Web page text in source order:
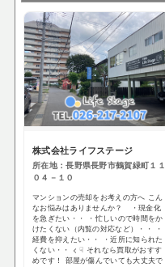
株式会社ライフステージ
所在地：長野県長野市鶴賀緑町１１
０４－１０
マンションの売却をお考えの方へ こん
なお悩みはありませんか？ ・現金化
を急ぎたい・・ ・忙しいので時間をか
けたくない（内覧の対応など）・・ ・
経費を抑えたい・・ ・近所に知られた
くない・・ < ☟ それなら買取がおすす
めです！ 部屋が傷んでいても大丈夫で